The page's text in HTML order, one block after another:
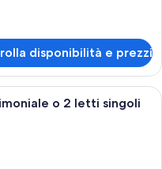
disponibilità e prezzi
camera d'albergo con un letto,
o 2 letti singoli